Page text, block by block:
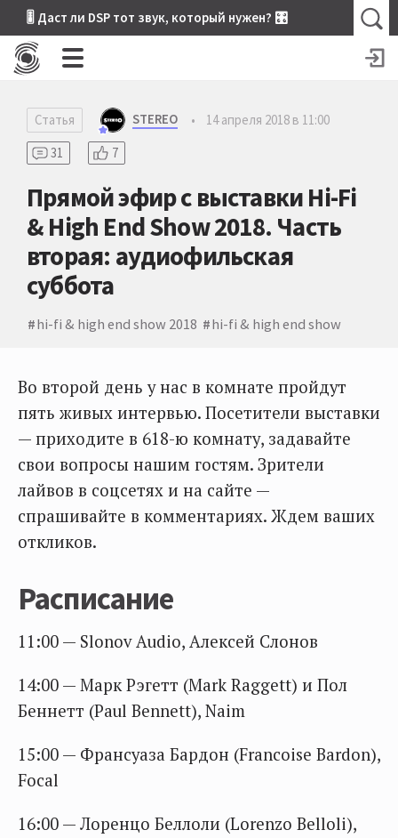
🎚 Даст ли DSP тот звук, который нужен? 🎛
Статья STEREO •
14 апреля 2018 в 11:00
31
7
Прямой эфир с выставки Hi-Fi
& High End Show 2018. Часть
вторая: аудиофильская
суббота
hi-fi & high end show 2018 hi-fi & high end show
Во второй день у нас в комнате пройдут
пять живых интервью. Посетители выставки
— приходите в 618-ю комнату, задавайте
свои вопросы нашим гостям. Зрители
лайвов в соцсетях и на сайте —
спрашивайте в комментариях. Ждем ваших
откликов.
Расписание
11:00 — Slonov Audio, Алексей Слонов
14:00 — Марк Рэгетт (Mark Raggett) и Пол
Беннетт (Paul Bennett), Naim
15:00 — Франсуаза Бардон (Francoise Bardon),
Focal
16:00 — Лоренцо Беллоли (Lorenzo Belloli),